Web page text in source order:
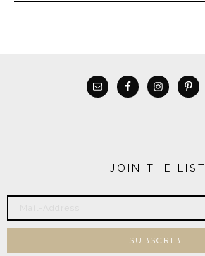
JOIN THE LIST